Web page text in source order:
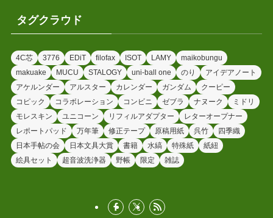
タグクラウド
4C芯 3776 EDiT filofax ISOT LAMY
maikobungu
makuake
MUCU STALOGY uni-ball one のり
アイデアノート
アケルンダー
アルスター カレンダー ガンダム
クーピー
コピック
コラボレーション コンビニ ゼブラ ナヌーク
ミドリ
モレスキン
ユニコーン リフィルアダプター
レターオープナー
レポートパッド
万年筆 修正テープ 原稿用紙 呉竹
四季織
日本手帖の会
日本文具大賞 書籍 水縞 特殊紙
紙紐
絵具セット
超音波洗浄器 野帳 限定 雑誌